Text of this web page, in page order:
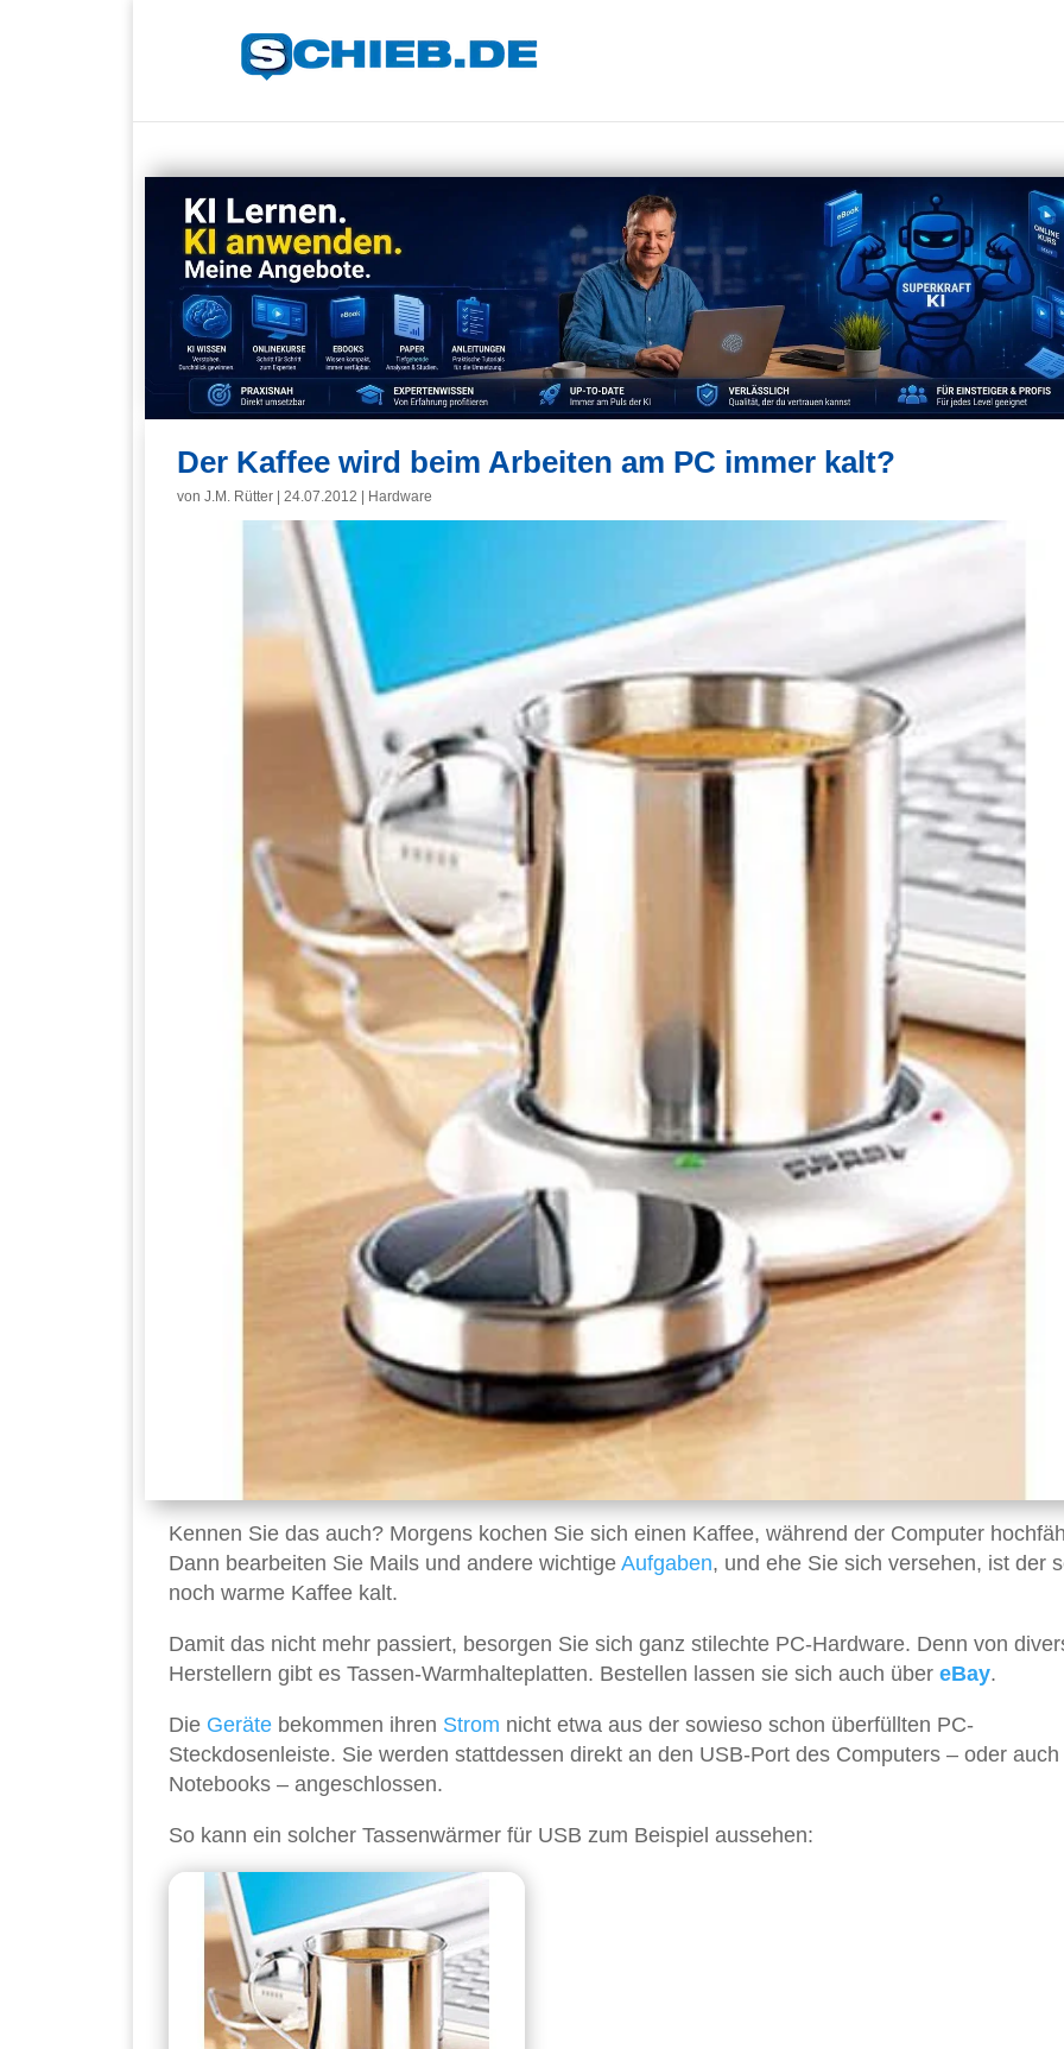
Der Kaffee wird beim Arbeiten am PC immer kalt?
von J.M. Rütter 24.07.2012 Hardware
Kennen Sie das auch? Morgens kochen Sie sich einen Kaffee, während der Computer
Dann bearbeiten Sie Mails und andere wichtige Aufgaben, und ehe Sie sich versehen, ist der
noch warme Kaffee kalt.
Damit das nicht mehr passiert, besorgen Sie sich ganz stilechte PC-Hardware. Denn von
Herstellern gibt es Tassen-Warmhalteplatten. Bestellen lassen sie sich auch über eBay.
Die Geräte bekommen ihren Strom nicht etwa aus der sowieso schon überfüllten PC-
Steckdosenleiste. Sie werden stattdessen direkt an den USB-Port des Computers – oder auch
Notebooks – angeschlossen.
So kann ein solcher Tassenwärmer für USB zum Beispiel aussehen: